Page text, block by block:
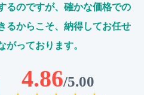
のですが、 確かな価格での
からこそ、 納得してお任せ
っております。
4.86/5.00